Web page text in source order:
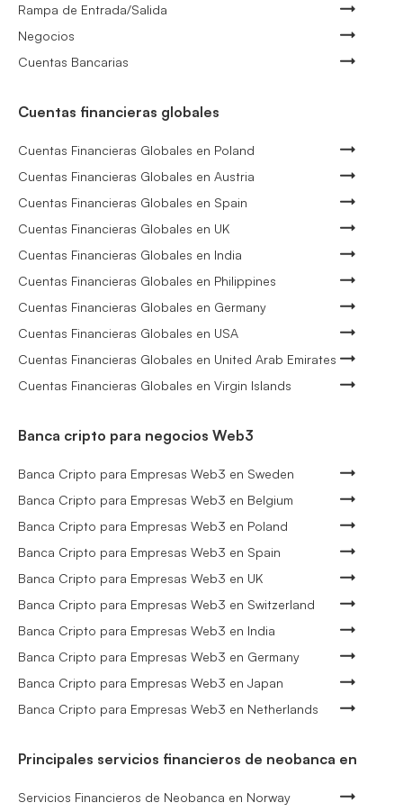
Rampa de Entrada/Salida
Negocios
Cuentas Bancarias
Cuentas financieras globales
Cuentas Financieras Globales en Poland
Cuentas Financieras Globales en Austria
Cuentas Financieras Globales en Spain
Cuentas Financieras Globales en UK
Cuentas Financieras Globales en India
Cuentas Financieras Globales en Philippines
Cuentas Financieras Globales en Germany
Cuentas Financieras Globales en USA
Cuentas Financieras Globales en United Arab Emirates
Cuentas Financieras Globales en Virgin Islands
Banca cripto para negocios Web3
Banca Cripto para Empresas Web3 en Sweden
Banca Cripto para Empresas Web3 en Belgium
Banca Cripto para Empresas Web3 en Poland
Banca Cripto para Empresas Web3 en Spain
Banca Cripto para Empresas Web3 en UK
Banca Cripto para Empresas Web3 en Switzerland
Banca Cripto para Empresas Web3 en India
Banca Cripto para Empresas Web3 en Germany
Banca Cripto para Empresas Web3 en Japan
Banca Cripto para Empresas Web3 en Netherlands
Principales servicios financieros de neobanca en
Servicios Financieros de Neobanca en Norway